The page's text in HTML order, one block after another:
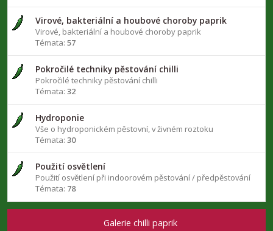
Virové, bakteriální a houbové choroby paprik
Virové, bakteriální a houbové choroby paprik
Témata: 57
Pokročilé techniky pěstování chilli
Pokročilé techniky pěstování chilli
Témata: 32
Hydroponie
Vše o hydroponickém pěstovní, v živném roztoku
Témata: 30
Použití osvětlení
Použití osvětlení při indoorovém pěstování / předpěstování
Témata: 78
Galerie chilli paprik